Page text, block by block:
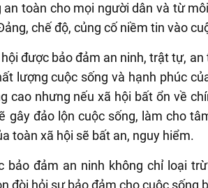
toàn cho mọi người dân và từ
chế độ, củng cố niềm tin vào
được bảo đảm an ninh, trật tự,
lượng cuộc sống và hạnh phúc
cao nhưng nếu xã hội bất ổn về
gây đảo lộn cuộc sống, làm cho
toàn xã hội sẽ bất an, nguy hiểm.
bảo đảm an ninh không chỉ loại
đòi hỏi sự bảo đảm cho cuộc sống